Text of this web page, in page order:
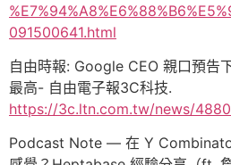
091500641.html
自由時報: Google CEO 親口預告
最高- 自由電子報3C科技.
https://3c.ltn.com.tw/news/
Podcast Note — 在 Y